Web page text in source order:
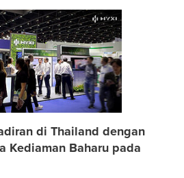
di Thailand dengan
Kediaman Baharu pada